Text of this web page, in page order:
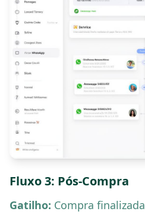
Fluxo 3: Pós-Compra
Gatilho: Compra finalizada